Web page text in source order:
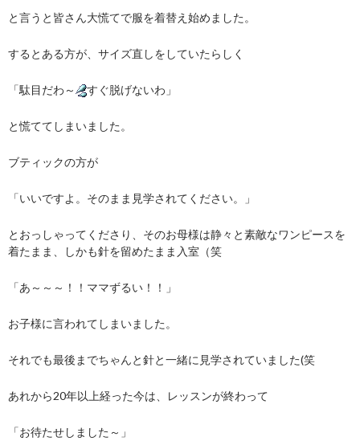
と言うと皆さん大慌てで服を着替え始めました。
するとある方が、サイズ直しをしていたらしく
「駄目だわ～ すぐ脱げないわ」
と慌ててしまいました。
ブティックの方が
「いいですよ。そのまま見学されてください。」
とおっしゃってくださり、そのお母様は静々と素敵なワンピースを
着たまま、しかも針を留めたまま入室（笑
「あ～～～！！ママずるい！！」
お子様に言われてしまいました。
それでも最後までちゃんと針と一緒に見学されていました(笑
あれから20年以上経った今は、レッスンが終わって
「お待たせしました～」